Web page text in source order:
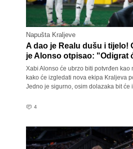
Napušta Kraljeve
A dao je Realu dušu i tijelo!
je Alonso otpisao: "Odigrat
Xabi Alonso će ubrzo biti potvrđen
kako će izgledati nova ekipa Kraljeva
Jedno je sigurno, osim dolazaka bit će
4